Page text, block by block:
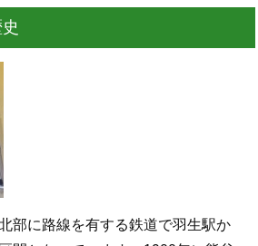
部に路線を有する鉄道で羽生駅か